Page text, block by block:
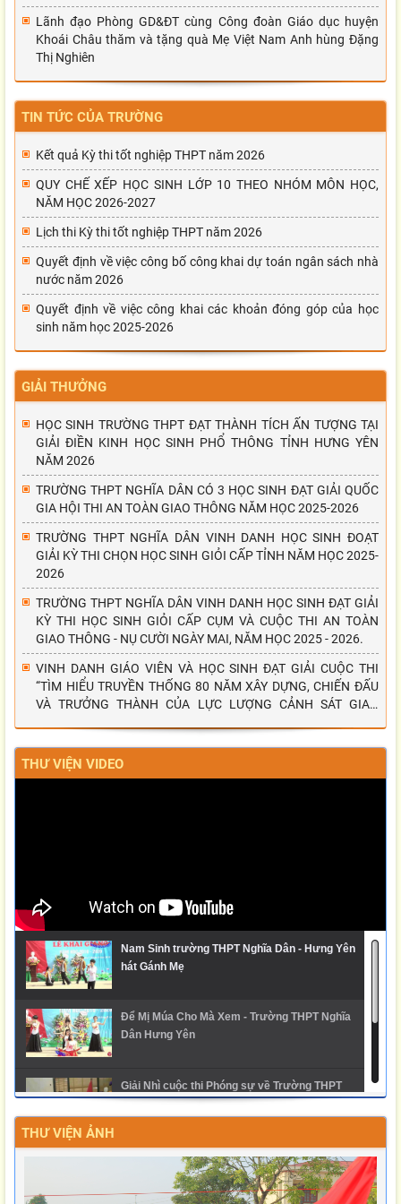
Lãnh đạo Phòng GD&ĐT cùng Công đoàn Giáo dục huyện
Khoái Châu thăm và tặng quà Mẹ Việt Nam Anh hùng Đặng
Thị Nghiên
TIN TỨC CỦA TRƯỜNG
Kết quả Kỳ thi tốt nghiệp THPT năm 2026
QUY CHẾ XẾP HỌC SINH LỚP 10 THEO NHÓM MÔN HỌC,
NĂM HỌC 2026-2027
Lịch thi Kỳ thi tốt nghiệp THPT năm 2026
Quyết định về việc công bố công khai dự toán ngân sách nhà
nước năm 2026
Quyết định về việc công khai các khoản đóng góp của học
sinh năm học 2025-2026
GIẢI THƯỞNG
HỌC SINH TRƯỜNG THPT ĐẠT THÀNH TÍCH ẤN TƯỢNG TẠI
GIẢI ĐIỀN KINH HỌC SINH PHỔ THÔNG TỈNH HƯNG YÊN
NĂM 2026
TRƯỜNG THPT NGHĨA DÂN CÓ 3 HỌC SINH ĐẠT GIẢI QUỐC
GIA HỘI THI AN TOÀN GIAO THÔNG NĂM HỌC 2025-2026
TRƯỜNG THPT NGHĨA DÂN VINH DANH HỌC SINH ĐOẠT
GIẢI KỲ THI CHỌN HỌC SINH GIỎI CẤP TỈNH NĂM HỌC 2025-
2026
TRƯỜNG THPT NGHĨA DÂN VINH DANH HỌC SINH ĐẠT GIẢI
KỲ THI HỌC SINH GIỎI CẤP CỤM VÀ CUỘC THI AN TOÀN
GIAO THÔNG - NỤ CƯỜI NGÀY MAI, NĂM HỌC 2025 - 2026.
VINH DANH GIÁO VIÊN VÀ HỌC SINH ĐẠT GIẢI CUỘC THI
“TÌM HIỂU TRUYỀN THỐNG 80 NĂM XÂY DỰNG, CHIẾN ĐẤU
VÀ TRƯỞNG THÀNH CỦA LỰC LƯỢNG CẢNH SÁT GIAO
THƯ VIỆN VIDEO
Nam Sinh trường THPT Nghĩa Dân - Hưng Yên
hát Gánh Mẹ
Để Mị Múa Cho Mà Xem - Trường THPT Nghĩa
Dân Hưng Yên
Giải Nhì cuộc thi Phóng sự về Trường THPT
Nghĩa Dân
Ngày hội trải nghiệm STEM 2025 - THPT Nghĩa
THƯ VIỆN ẢNH